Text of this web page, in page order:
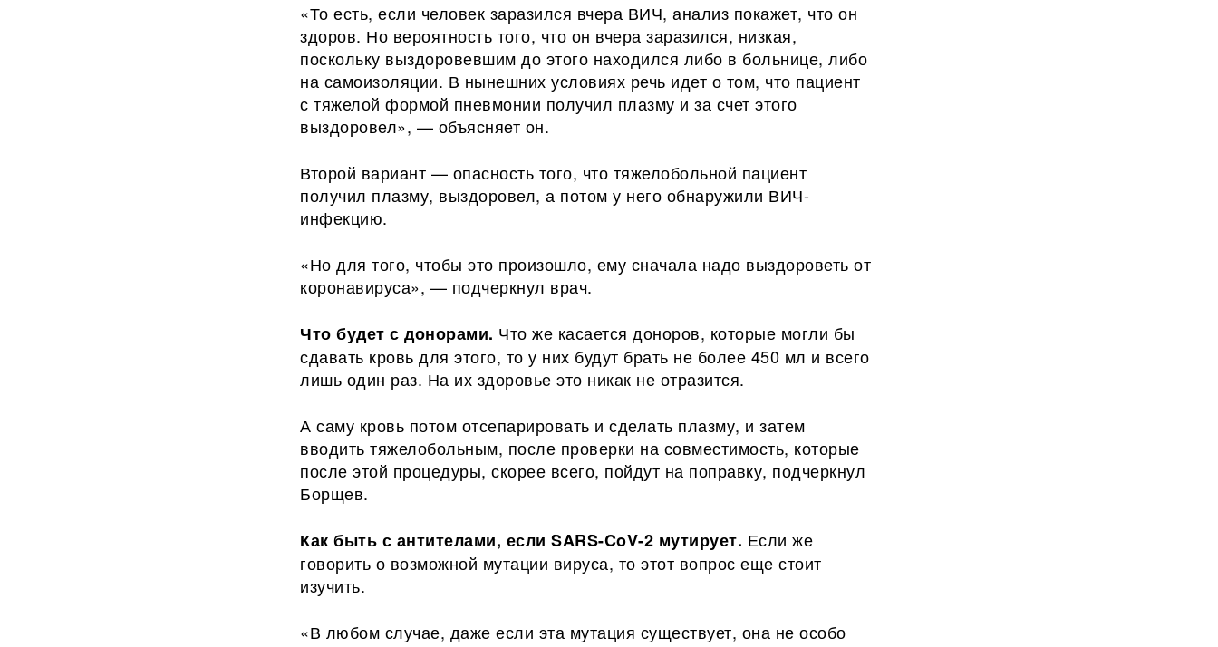
«То есть, если человек заразился вчера ВИЧ, анализ покажет, что он
здоров. Но вероятность того, что он вчера заразился, низкая,
поскольку выздоровевшим до этого находился либо в больнице, либо
на самоизоляции. В нынешних условиях речь идет о том, что пациент
с тяжелой формой пневмонии получил плазму и за счет этого
выздоровел», — объясняет он.
Второй вариант — опасность того, что тяжелобольной пациент
получил плазму, выздоровел, а потом у него обнаружили ВИЧ-
инфекцию.
«Но для того, чтобы это произошло, ему сначала надо выздороветь от
коронавируса», — подчеркнул врач.
Что будет с донорами. Что же касается доноров, которые могли бы
сдавать кровь для этого, то у них будут брать не более 450 мл и всего
лишь один раз. На их здоровье это никак не отразится.
А саму кровь потом отсепарировать и сделать плазму, и затем
вводить тяжелобольным, после проверки на совместимость, которые
после этой процедуры, скорее всего, пойдут на поправку, подчеркнул
Борщев.
Как быть с антителами, если SARS-CoV-2 мутирует. Если же
говорить о возможной мутации вируса, то этот вопрос еще стоит
изучить.
«В любом случае, даже если эта мутация существует, она не особо